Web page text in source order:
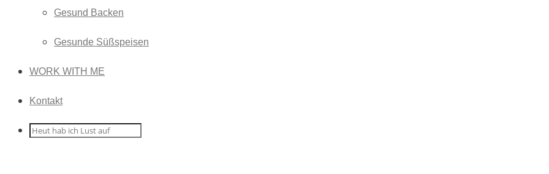
Gesund Backen
Gesunde Süßspeisen
WORK WITH ME
Kontakt